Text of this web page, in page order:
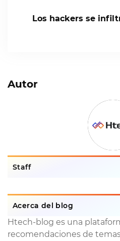
Los hackers se
Autor
Staff
Acerca del blog
Htech-blog es una
recomendaciones de